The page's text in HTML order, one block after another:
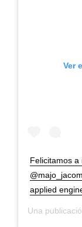
Ver
Felicitamos
applied
Una